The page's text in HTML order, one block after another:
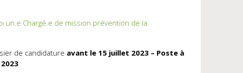
un.e Chargé.e de mission prévention de la
de candidature avant le 15 juillet 2023 – Poste à
2023